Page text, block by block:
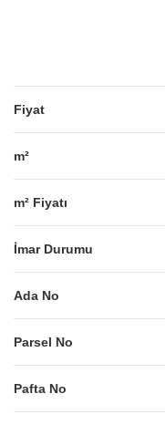
Fiyat
m²
m² Fiyatı
İmar Durumu
Ada No
Parsel No
Pafta No